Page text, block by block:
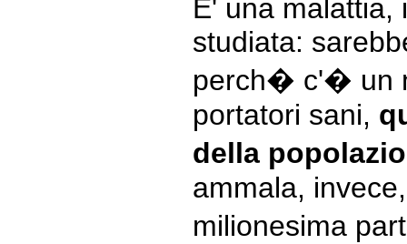
E' una malattia,
studiata:
perch� c'� un
portatori sani,
della
ammala,
milionesima